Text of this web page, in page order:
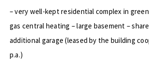
– very well-kept residential complex in
gas central heating – large basement –
additional garage (leased by the building
p.a.)